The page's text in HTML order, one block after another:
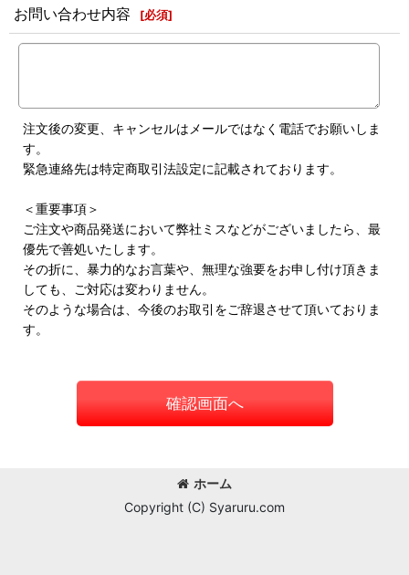
お問い合わせ内容 [必須]
注文後の変更、キャンセルはメールではなく電話でお願いしま
す。
緊急連絡先は特定商取引法設定に記載されております。
＜重要事項＞
ご注文や商品発送において弊社ミスなどがございましたら、最
優先で善処いたします。
その折に、暴力的なお言葉や、無理な強要をお申し付け頂きま
しても、ご対応は変わりません。
そのような場合は、今後のお取引をご辞退させて頂いておりま
す。
確認画面へ
ホーム
Copyright (C) Syaruru.com